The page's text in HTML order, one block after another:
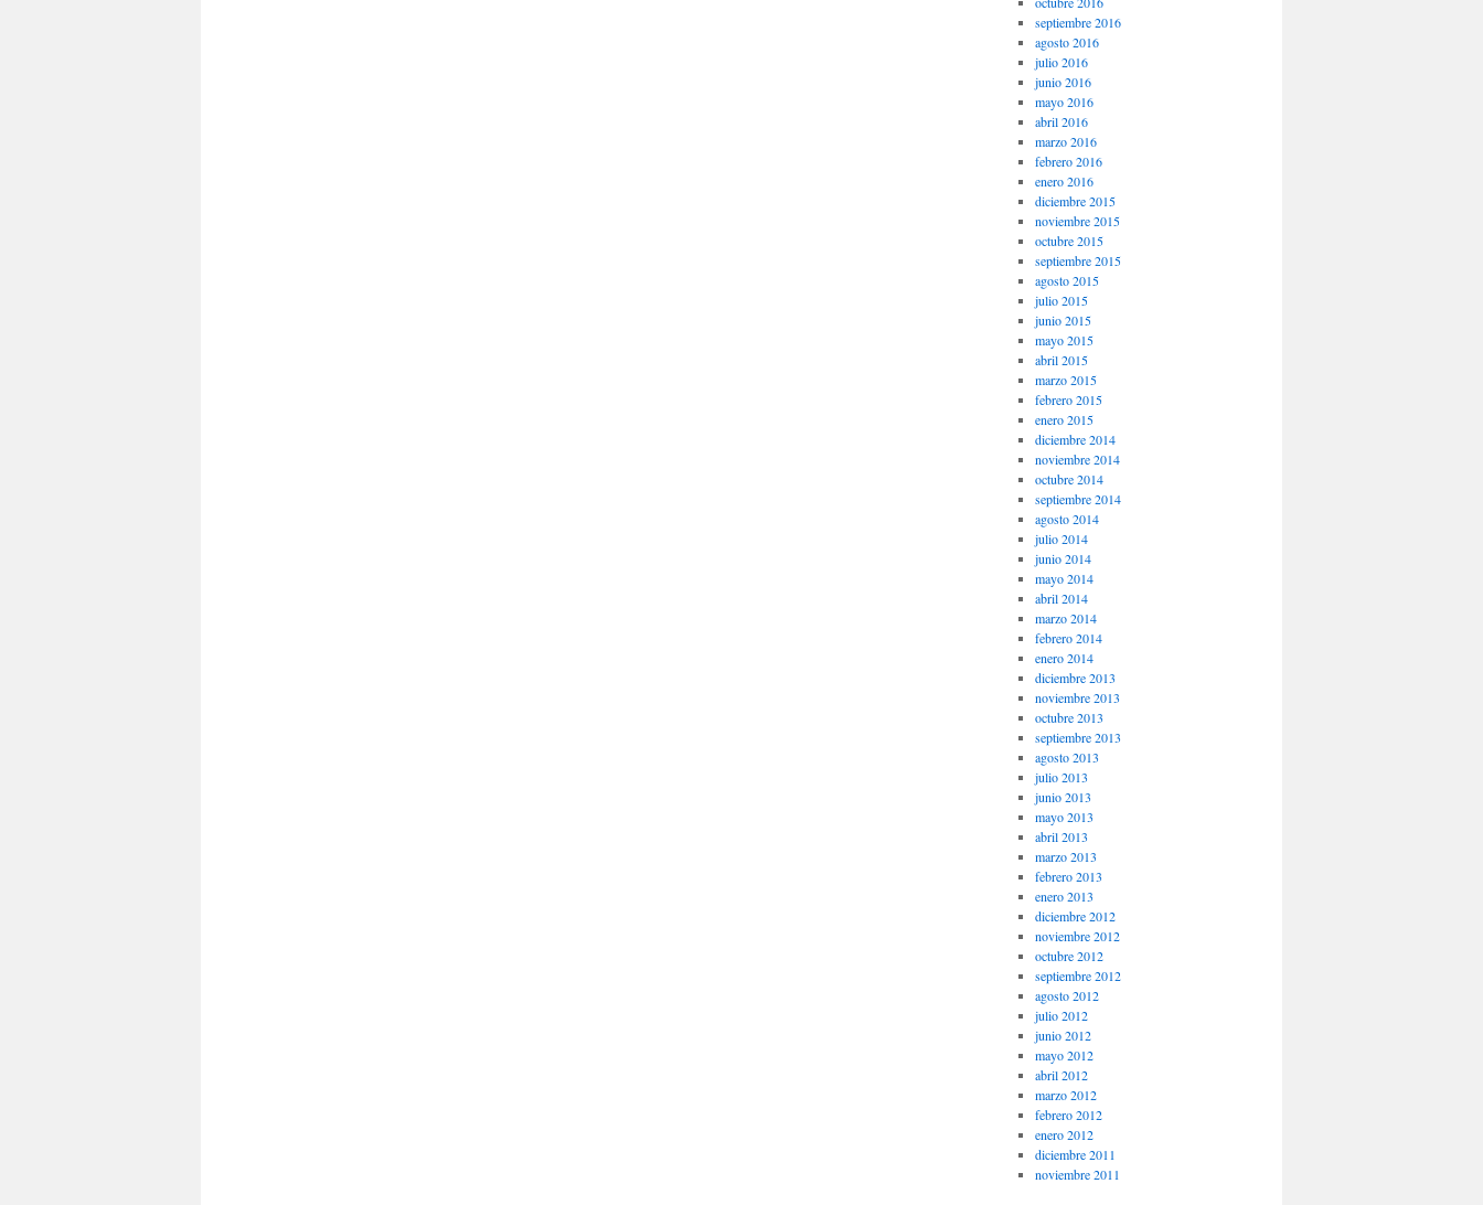
septiembre 2016
agosto 2016
julio 2016
junio 2016
mayo 2016
abril 2016
marzo 2016
febrero 2016
enero 2016
diciembre 2015
noviembre 2015
octubre 2015
septiembre 2015
agosto 2015
julio 2015
junio 2015
mayo 2015
abril 2015
marzo 2015
febrero 2015
enero 2015
diciembre 2014
noviembre 2014
octubre 2014
septiembre 2014
agosto 2014
julio 2014
junio 2014
mayo 2014
abril 2014
marzo 2014
febrero 2014
enero 2014
diciembre 2013
noviembre 2013
octubre 2013
septiembre 2013
agosto 2013
julio 2013
junio 2013
mayo 2013
abril 2013
marzo 2013
febrero 2013
enero 2013
diciembre 2012
noviembre 2012
octubre 2012
septiembre 2012
agosto 2012
julio 2012
junio 2012
mayo 2012
abril 2012
marzo 2012
febrero 2012
enero 2012
diciembre 2011
noviembre 2011